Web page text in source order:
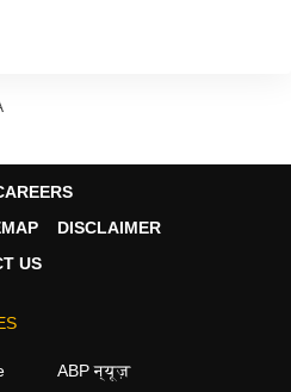
આવશે. માર્કેટમાં તેને
DISCLAIMER
US
ABP न्यूज़